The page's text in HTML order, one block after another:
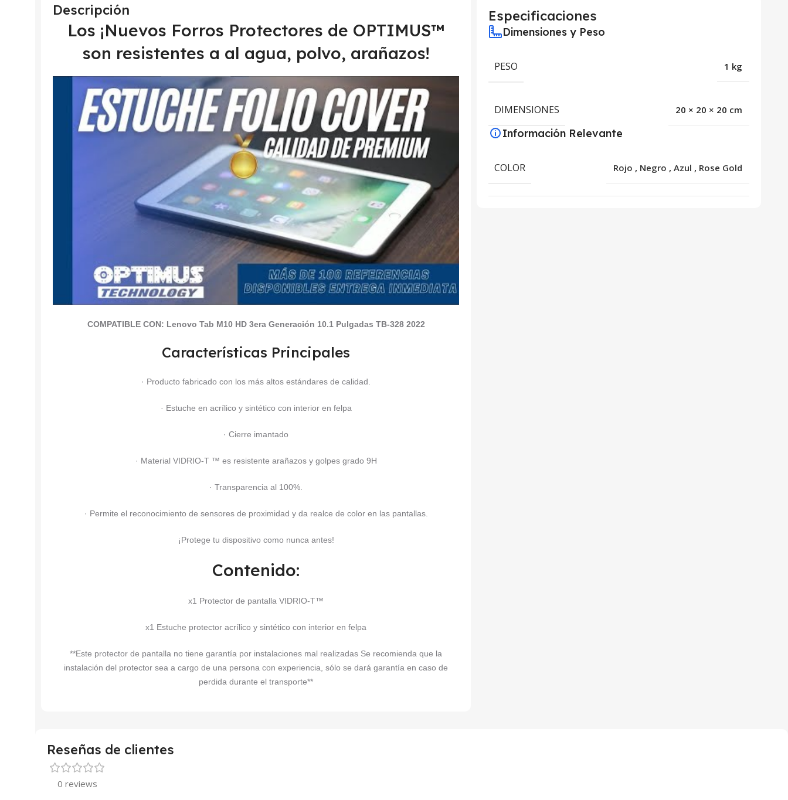
Descripción
Los ¡Nuevos Forros Protectores de OPTIMUS™
son resistentes a al agua, polvo, arañazos!
COMPATIBLE CON: Lenovo Tab M10 HD 3era Generación 10.1 Pulgadas TB-328 2022
Características Principales
· Producto fabricado con los más altos estándares de calidad.
· Estuche en acrílico y sintético con interior en felpa
· Cierre imantado
· Material VIDRIO-T ™ es resistente arañazos y golpes grado 9H
· Transparencia al 100%.
· Permite el reconocimiento de sensores de proximidad y da realce de color en las pantallas.
¡Protege tu dispositivo como nunca antes!
Contenido:
x1 Protector de pantalla VIDRIO-T™
x1 Estuche protector acrílico y sintético con interior en felpa
**Este protector de pantalla no tiene garantía por instalaciones mal realizadas Se recomienda que la
instalación del protector sea a cargo de una persona con experiencia, sólo se dará garantía en caso de
perdida durante el transporte**
Especificaciones
Dimensiones y Peso
PESO 1 kg
DIMENSIONES 20 × 20 × 20 cm
Información Relevante
COLOR Rojo , Negro ,Azul , Rose Gold
Reseñas de clientes
0 reviews